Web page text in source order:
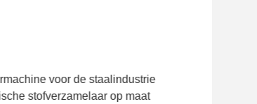
voor de staalindustrie
stofverzamelaar op maat